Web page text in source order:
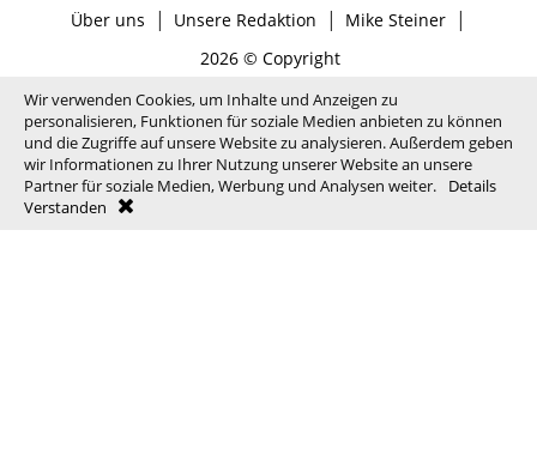
Über uns | Unsere Redaktion | Mike Steiner|
2026 © Copyright
Wir verwenden Cookies, um Inhalte und Anzeigen zu
personalisieren, Funktionen für soziale Medien anbieten zu können
und die Zugriffe auf unsere Website zu analysieren. Außerdem geben
wir Informationen zu Ihrer Nutzung unserer Website an unsere
Partner für soziale Medien, Werbung und Analysen weiter.
Details
Verstanden